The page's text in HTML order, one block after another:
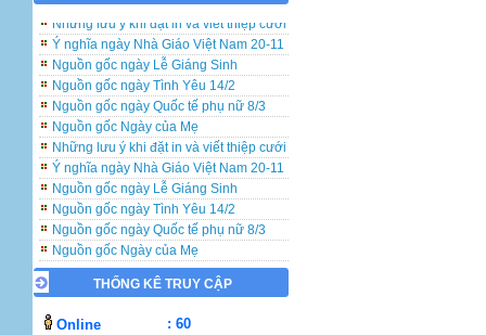
Ý nghĩa ngày Nhà Giáo Việt Nam 20-11
Nguồn gốc ngày Lễ Giáng Sinh
Nguồn gốc ngày Tình Yêu 14/2
Nguồn gốc ngày Quốc tế phụ nữ 8/3
Nguồn gốc Ngày của Mẹ
Những lưu ý khi đặt in và viết thiệp cưới
Ý nghĩa ngày Nhà Giáo Việt Nam 20-11
Nguồn gốc ngày Lễ Giáng Sinh
Nguồn gốc ngày Tình Yêu 14/2
Nguồn gốc ngày Quốc tế phụ nữ 8/3
Nguồn gốc Ngày của Mẹ
Những lưu ý khi đặt in và viết thiệp cưới
Ý nghĩa ngày Nhà Giáo Việt Nam 20-11
Nguồn gốc ngày Tình Yêu 14/2
THỐNG KÊ TRUY CẬP
Online
: 60